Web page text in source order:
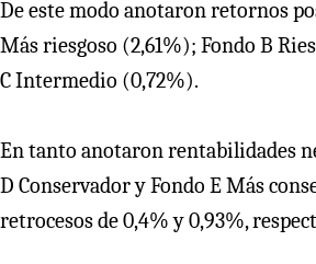
De este modo anotaron retornos
Más riesgoso (2,61%); Fondo B
C Intermedio (0,72%).
En tanto anotaron rentabilidades
D Conservador y Fondo E Más
retrocesos de 0,4% y 0,93%,